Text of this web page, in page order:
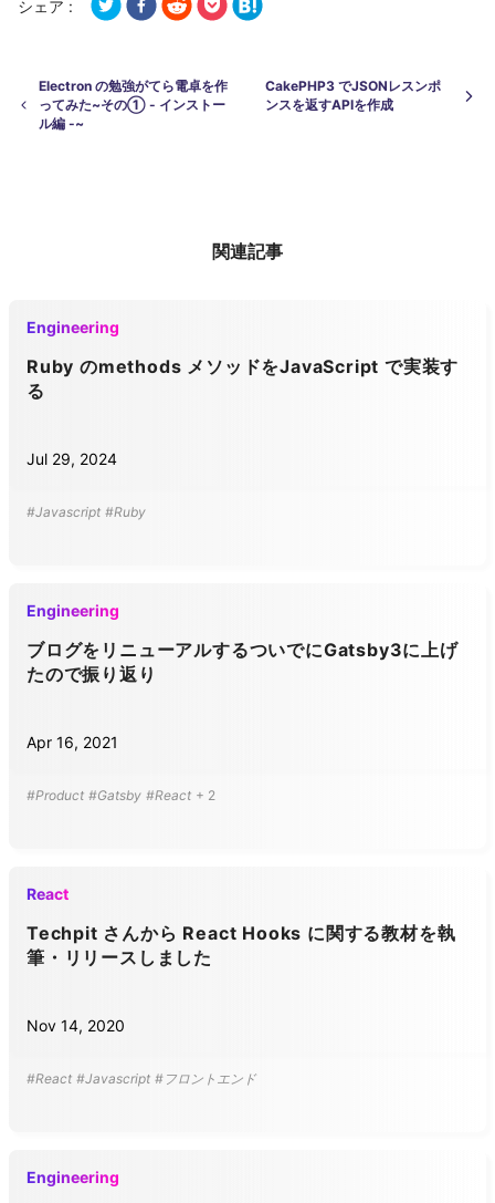
シェア :
Electron の勉強がてら電卓を作
ってみた~その① - インストー
ル編 -~
CakePHP3 でJSONレスンポ
ンスを返すAPIを作成
関連記事
Engineering
Ruby のmethods メソッドをJavaScript で実装す
る
Jul 29, 2024
#Javascript #Ruby
Engineering
ブログをリニューアルするついでにGatsby3に上げ
たので振り返り
Apr 16, 2021
#Product #Gatsby #React + 2
React
Techpit さんから React Hooks に関する教材を執
筆・リリースしました
Nov 14, 2020
#React #Javascript #フロントエンド
Engineering